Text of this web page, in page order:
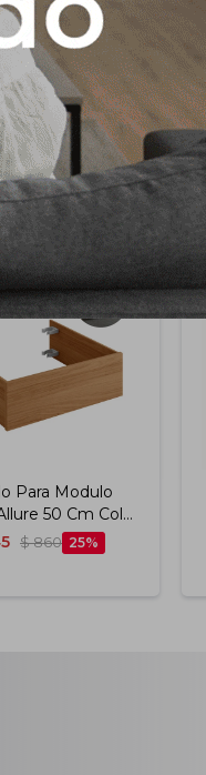
a plagas y
baños y lavaderos.
Para Modulo
50 Cm Color
Fosco
$ 860 25